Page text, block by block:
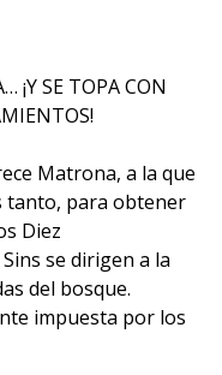
¡Y SE TOPA CON
Matrona, a la que
tanto, para obtener
Diez
se dirigen a la
del bosque.
impuesta por los